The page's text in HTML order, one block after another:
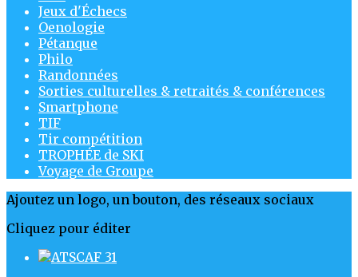
Jeux d'Échecs
Oenologie
Pétanque
Philo
Randonnées
Sorties culturelles & retraités & conférences
Smartphone
TIF
Tir compétition
TROPHÉE de SKI
Voyage de Groupe
Ajoutez un logo, un bouton, des réseaux sociaux
Cliquez pour éditer